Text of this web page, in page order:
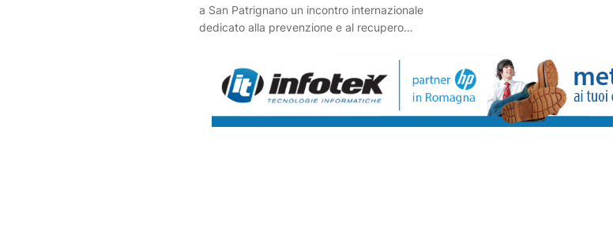
a San Patrignano un incontro internazionale
dedicato alla prevenzione e al recupero